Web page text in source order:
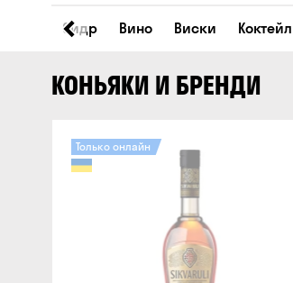
Сидр Вино Виски
КОНЬЯКИ И БРЕНДИ
Только онлайн